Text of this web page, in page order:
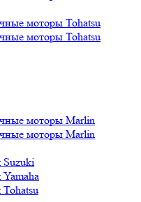
моторы Tohatsu
моторы Tohatsu
моторы Marlin
моторы Marlin
Suzuki